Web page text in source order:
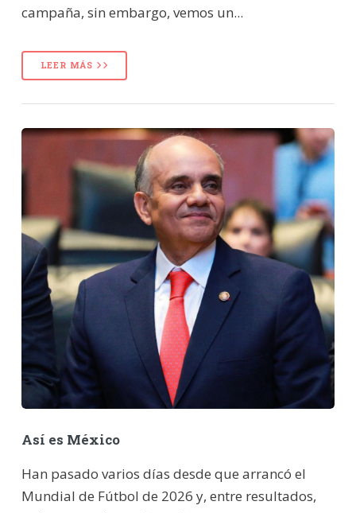
campaña, sin embargo, vemos un...
LEER MÁS
Así es México
Han pasado varios días desde que arrancó el
Mundial de Fútbol de 2026 y, entre resultados,